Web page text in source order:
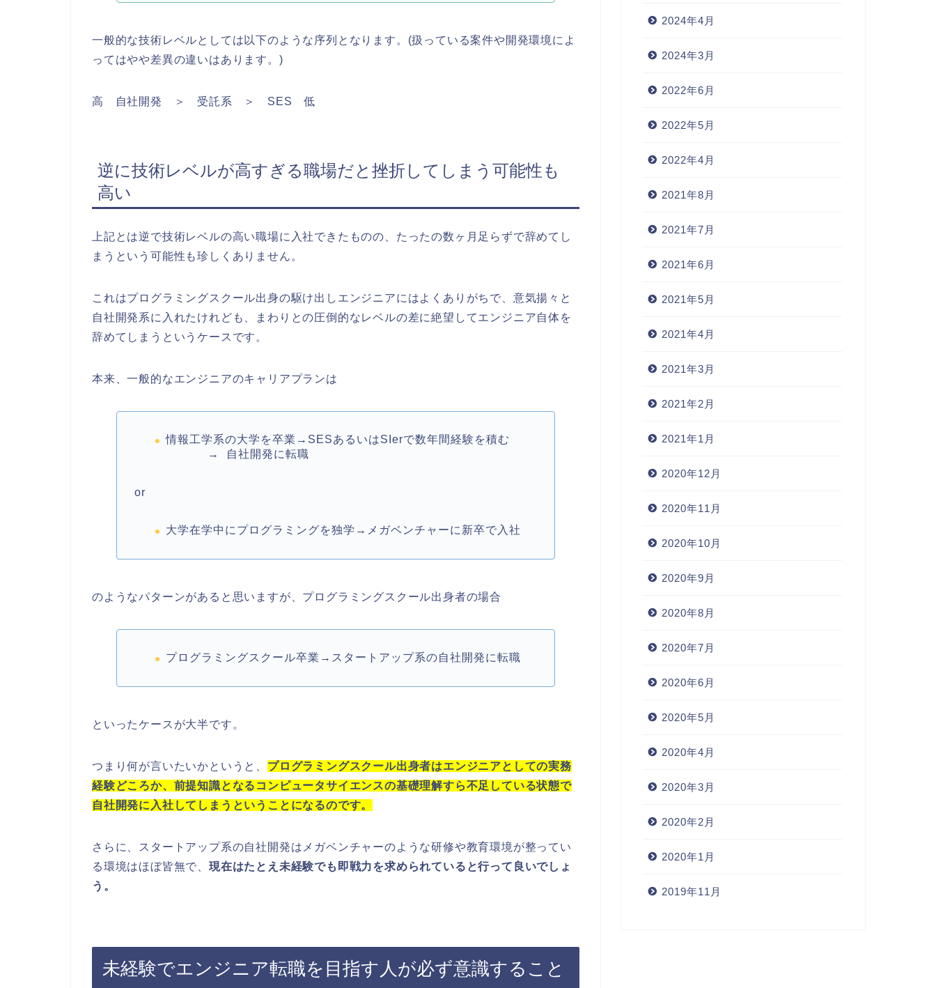
一般的な技術レベルとしては以下のような序列となります。(扱っている案件や開発環境によ
ってはやや差異の違いはあります。)
高 自社開発 ＞ 受託系 ＞ SES 低
逆に技術レベルが高すぎる職場だと挫折してしまう可能性も
高い
上記とは逆で技術レベルの高い職場に入社できたものの、たったの数ヶ月足らずで辞めてし
まうという可能性も珍しくありません。
これはプログラミングスクール出身の駆け出しエンジニアにはよくありがちで、意気揚々と
自社開発系に入れたけれども、まわりとの圧倒的なレベルの差に絶望してエンジニア自体を
辞めてしまうというケースです。
本来、一般的なエンジニアのキャリアプランは
情報工学系の大学を卒業→SESあるいはSIerで数年間経験を積む
→ 自社開発に転職
or
大学在学中にプログラミングを独学→メガベンチャーに新卒で入社
のようなパターンがあると思いますが、プログラミングスクール出身者の場合
プログラミングスクール卒業→スタートアップ系の自社開発に転職
といったケースが大半です。
つまり何が言いたいかというと、 プログラミングスクール出身者はエンジニアとしての実務
経験どころか、前提知識となるコンピュータサイエンスの基礎理解すら不足している状態で
自社開発に入社してしまうということになるのです。
さらに、スタートアップ系の自社開発はメガベンチャーのような研修や教育環境が整ってい
る環境はほぼ皆無で、 現在はたとえ未経験でも即戦力を求められていると行って良いでしょ
う。
未経験でエンジニア転職を目指す人が必ず意識すること
2024年4月
2024年3月
2022年6月
2022年5月
2022年4月
2021年8月
2021年7月
2021年6月
2021年5月
2021年4月
2021年3月
2021年2月
2021年1月
2020年12月
2020年11月
2020年10月
2020年9月
2020年8月
2020年7月
2020年6月
2020年5月
2020年4月
2020年3月
2020年2月
2020年1月
2019年11月